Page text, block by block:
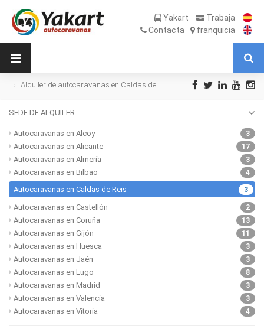
Yakart
Trabaja
Contacta
franquicia
Alquiler de autocaravanas en Caldas de
SEDE DE ALQUILER
3
Autocaravanas en Alcoy
17
Autocaravanas en Alicante
3
Autocaravanas en Almería
4
Autocaravanas en Bilbao
3
Autocaravanas en Caldas de Reis
2
Autocaravanas en Castellón
13
Autocaravanas en Coruña
11
Autocaravanas en Gijón
3
Autocaravanas en Huesca
3
Autocaravanas en Jaén
8
Autocaravanas en Lugo
3
Autocaravanas en Madrid
3
Autocaravanas en Valencia
4
Autocaravanas en Vitoria